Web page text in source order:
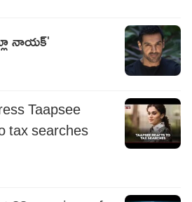
నాయక్'
Taapsee
tax searches